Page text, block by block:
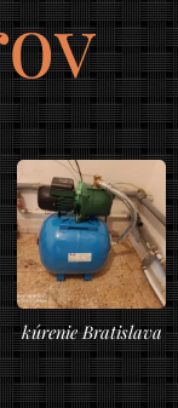
kúrenie Bratislava